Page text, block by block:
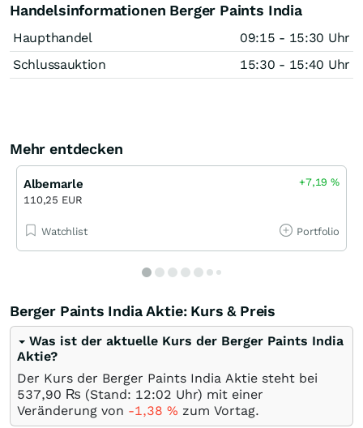
Handelsinformationen Berger Paints India
Haupthandel
09:15 - 15:30 Uhr
Schlussauktion
15:30 - 15:40 Uhr
Mehr entdecken
Albemarle
110,25 EUR
+7,19%
Watchlist Portfolio
Berger Paints India Aktie: Kurs & Preis
Was ist der aktuelle Kurs der Berger Paints India
Aktie?
Der Kurs der Berger Paints India Aktie steht bei
537,90 ₨ (Stand: 12:02 Uhr) mit einer
Veränderung von -1,38 % zum Vortag.